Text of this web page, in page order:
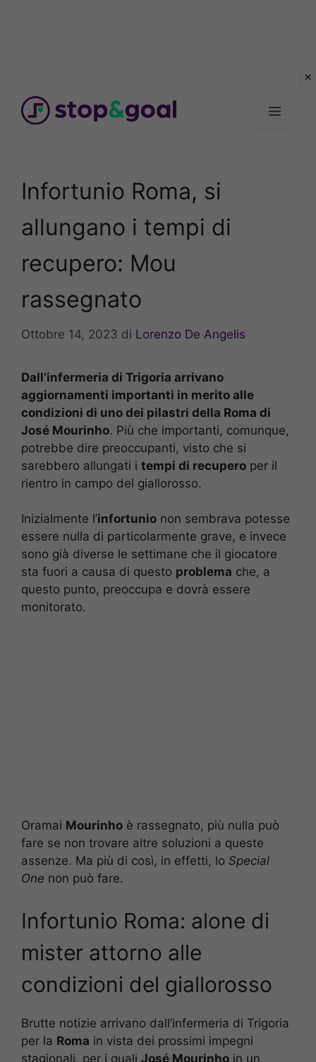
contenuto
Menu
Infortunio Roma, si
allungano i tempi di
recupero: Mou
rassegnato
Ottobre 14, 2023 di Lorenzo De Angelis
Dall’infermeria di Trigoria arrivano
aggiornamenti importanti in merito alle
condizioni di uno dei pilastri della Roma di
José Mourinho. Più che importanti, comunque,
potrebbe dire preoccupanti, visto che si
sarebbero allungati i tempi di recupero per il
rientro in campo del giallorosso.
Inizialmente l’infortunio non sembrava potesse
essere nulla di particolarmente grave, e invece
sono già diverse le settimane che il giocatore
sta fuori a causa di questo problema che, a
questo punto, preoccupa e dovrà essere
monitorato.
Oramai Mourinho è rassegnato, più nulla può
fare se non trovare altre soluzioni a queste
assenze. Ma più di così, in effetti, lo Special
One non può fare.
Infortunio Roma: alone di
mister attorno alle
condizioni del giallorosso
Brutte notizie arrivano dall’infermeria di Trigoria
per la Roma in vista dei prossimi impegni
stagionali, per i quali José Mourinho in un